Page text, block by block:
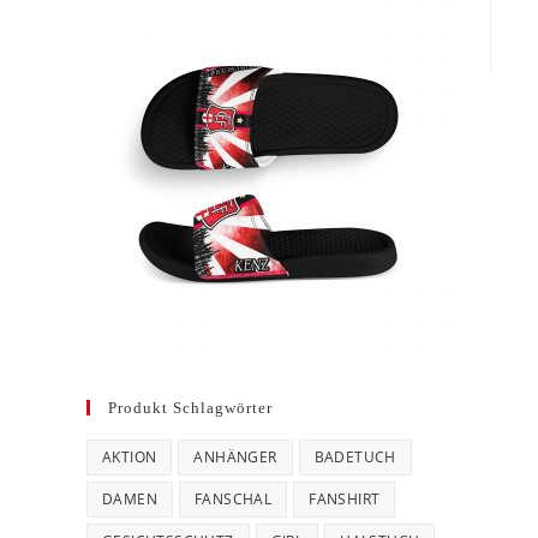
Produkt Schlagwörter
AKTION ANHÄNGER BADETUCH
DAMEN FANSCHAL FANSHIRT